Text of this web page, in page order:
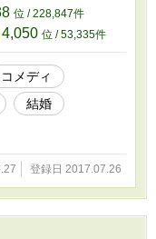
はないようで…。 公
れが目覚めた異なる
命を狙われてたり鬼
に襲われそうになっ
り大人しくなんてし
身体を鍛えて自分の
位 / 228,847件
4,050 位 / 53,335件
コメディ
結婚
登録日 2017.07.26